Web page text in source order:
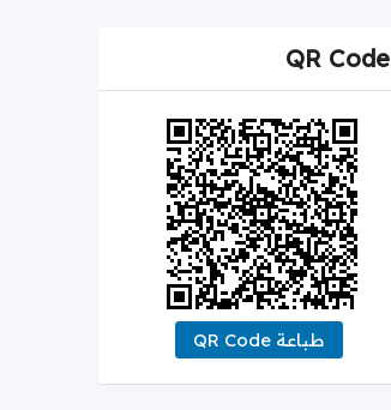
QR Code
طباعة QR Code